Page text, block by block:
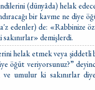
(dünyâda) helak
bir kavme ne diye
edenler) de: «Rabbinize
demişlerdi.
helak etmek veya şiddetli
öğüt veriyorsunuz?”
umulur ki sakınırlar